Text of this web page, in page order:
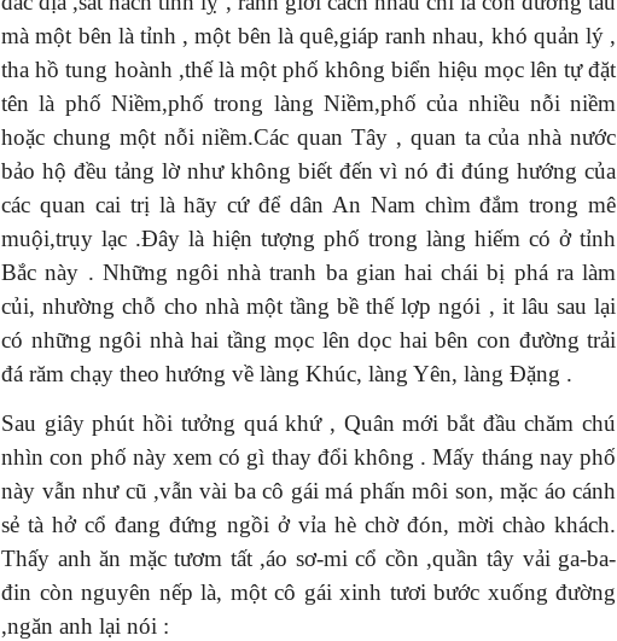
mà một bên là tỉnh , một bên là quê,giáp ranh nhau, khó quản lý ,
tha hồ tung hoành ,thế là một phố không biển hiệu mọc lên tự đặt
tên là phố Niềm,phố trong làng Niềm,phố của nhiều nỗi niềm
hoặc chung một nỗi niềm.Các quan Tây , quan ta của nhà nước
bảo hộ đều tảng lờ như không biết đến vì nó đi đúng hướng của
các quan cai trị là hãy cứ để dân An Nam chìm đắm trong mê
muội,trụy lạc .Đây là hiện tượng phố trong làng hiếm có ở tỉnh
Bắc này . Những ngôi nhà tranh ba gian hai chái bị phá ra làm
củi, nhường chỗ cho nhà một tầng bề thế lợp ngói , it lâu sau lại
có những ngôi nhà hai tầng mọc lên dọc hai bên con đường trải
đá răm chạy theo hướng về làng Khúc, làng Yên, làng Đặng .
Sau giây phút hồi tưởng quá khứ , Quân mới bắt đầu chăm chú
nhìn con phố này xem có gì thay đổi không . Mấy tháng nay phố
này vẫn như cũ ,vẫn vài ba cô gái má phấn môi son, mặc áo cánh
sẻ tà hở cổ đang đứng ngồi ở vỉa hè chờ đón, mời chào khách.
Thấy anh ăn mặc tươm tất ,áo sơ-mi cổ cồn ,quần tây vải ga-ba-
đin còn nguyên nếp là, một cô gái xinh tươi bước xuống đường
,ngăn anh lại nói :